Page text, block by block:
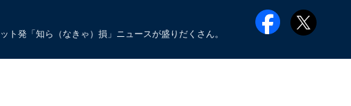
発「知ら（なきゃ）損」ニュースが盛りだくさん。